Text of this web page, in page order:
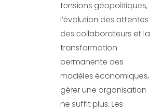
tensions géopolitiques,
l’évolution des attentes
des collaborateurs et la
transformation
permanente des
modèles économiques,
gérer une organisation
ne suffit plus. Les